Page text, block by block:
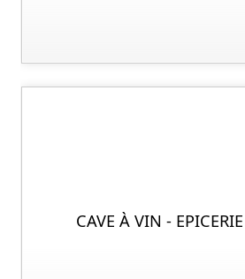
CAVE À VIN -